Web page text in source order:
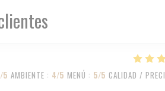
/5 AMBIENTE : 4/5 MENÚ : 5/5 CALIDAD /